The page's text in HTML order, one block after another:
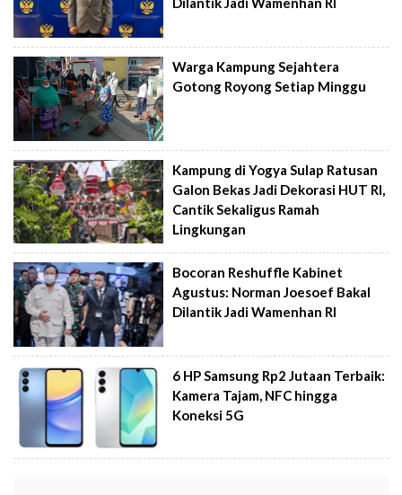
Warga Kampung Sejahtera
Gotong Royong Setiap Minggu
Kampung di Yogya Sulap Ratusan
Galon Bekas Jadi Dekorasi HUT RI,
Cantik Sekaligus Ramah
Lingkungan
Bocoran Reshuffle Kabinet
Agustus: Norman Joesoef Bakal
Dilantik Jadi Wamenhan RI
6 HP Samsung Rp2 Jutaan Terbaik:
Kamera Tajam, NFC hingga
Koneksi 5G